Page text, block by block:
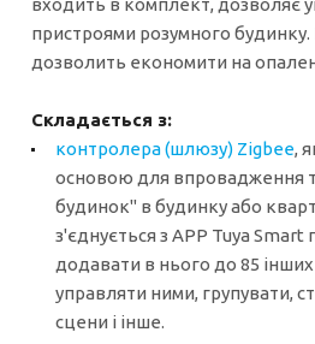
пристроями розумного
дозволить економити на
Складається з:
контролера (шлюзу) Zigbee,
основою для впровадження
будинок" в будинку або
з'єднується з APP Tuya Smart
додавати в нього до 85
управляти ними, групувати,
сцени і інше.